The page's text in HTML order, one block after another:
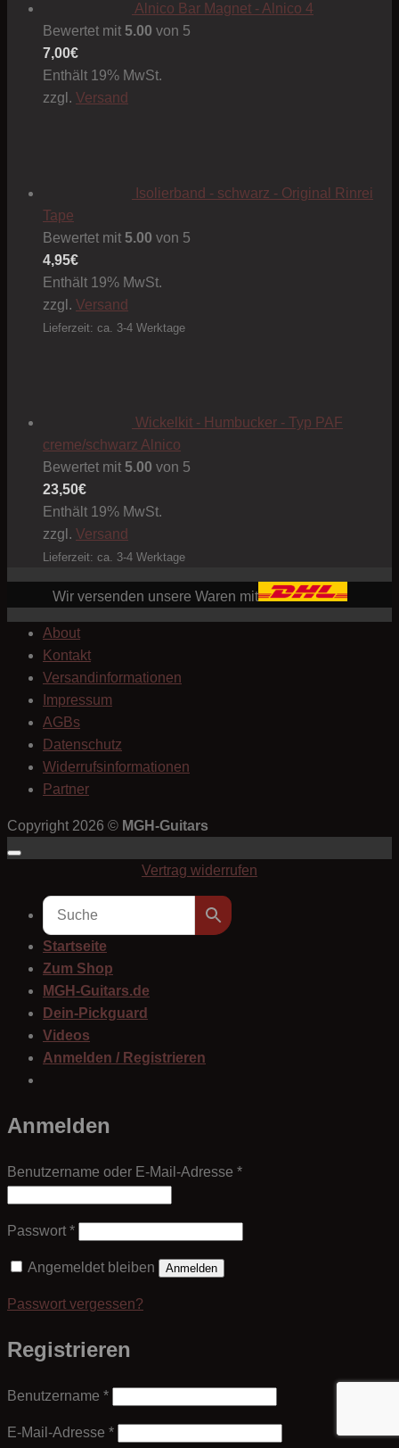
Alnico Bar Magnet - Alnico 4
Bewertet mit 5.00 von 5
7,00€
Enthält 19% MwSt.
zzgl. Versand
Isolierband - schwarz - Original Rinrei
Tape
Bewertet mit 5.00 von 5
4,95€
Enthält 19% MwSt.
zzgl. Versand
Lieferzeit: ca. 3-4 Werktage
Wickelkit - Humbucker - Typ PAF
creme/schwarz Alnico
Bewertet mit 5.00 von 5
23,50€
Enthält 19% MwSt.
zzgl. Versand
Lieferzeit: ca. 3-4 Werktage
Wir versenden unsere Waren mit
About
Kontakt
Versandinformationen
Impressum
AGBs
Datenschutz
Widerrufsinformationen
Partner
Copyright 2026 © MGH-Guitars
Vertrag widerrufen
Startseite
Zum Shop
MGH-Guitars.de
Dein-Pickguard
Videos
Anmelden / Registrieren
Anmelden
Benutzername oder E-Mail-Adresse *Erforderlich
Passwort *Erforderlich
Angemeldet bleiben Anmelden
Passwort vergessen?
Registrieren
Benutzername *Erforderlich
E-Mail-Adresse *Erforderlich